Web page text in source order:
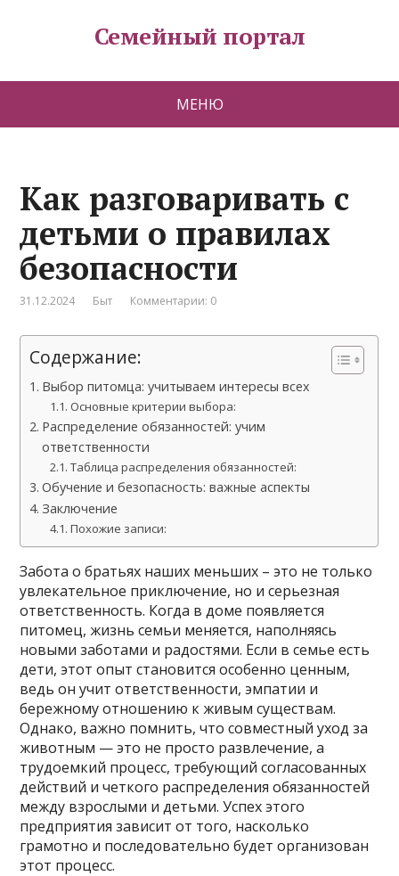
Семейный портал
МЕНЮ
Как разговаривать с
детьми о правилах
безопасности
31.12.2024 Быт Комментарии: 0
Содержание:
Выбор питомца: учитываем интересы всех
Основные критерии выбора:
Распределение обязанностей: учим
ответственности
Таблица распределения обязанностей:
Обучение и безопасность: важные аспекты
Заключение
Похожие записи:
Забота о братьях наших меньших – это не только
увлекательное приключение, но и серьезная
ответственность. Когда в доме появляется
питомец, жизнь семьи меняется, наполняясь
новыми заботами и радостями. Если в семье есть
дети, этот опыт становится особенно ценным,
ведь он учит ответственности, эмпатии и
бережному отношению к живым существам.
Однако, важно помнить, что совместный уход за
животным — это не просто развлечение, а
трудоемкий процесс, требующий согласованных
действий и четкого распределения обязанностей
между взрослыми и детьми. Успех этого
предприятия зависит от того, насколько
грамотно и последовательно будет организован
этот процесс.